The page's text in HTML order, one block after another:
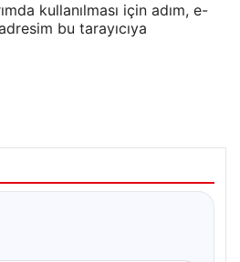
kullanılması için adım, e-
bu tarayıcıya